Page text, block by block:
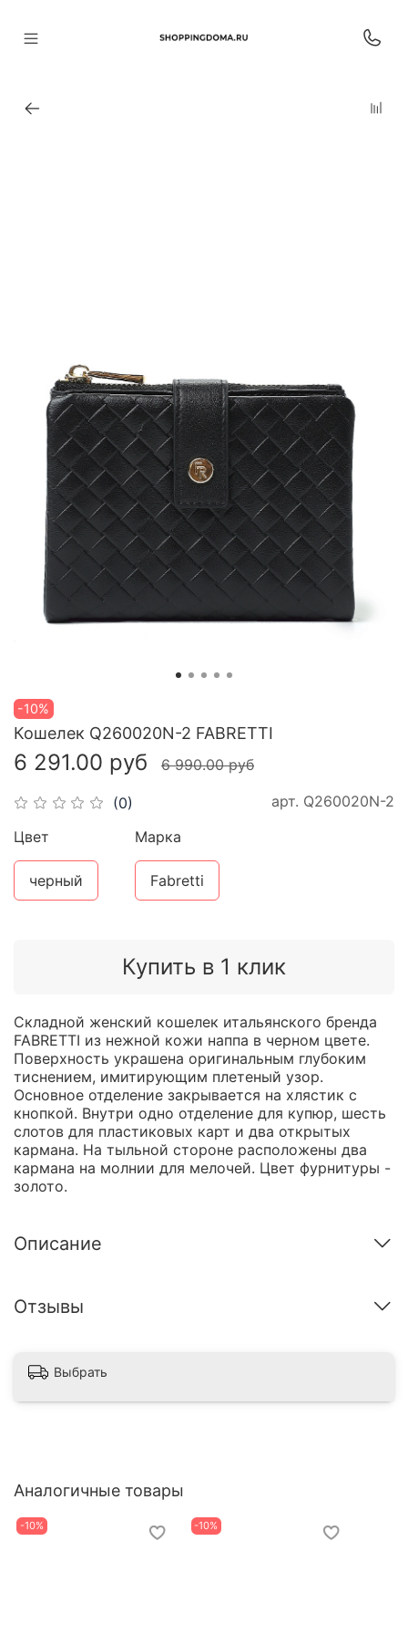
-10%
(0) арт. Q260020N-2
Кошелек Q260020N-2 FABRETTI
6 291.00 руб 6 990.00 руб
Купить в 1 клик
Цвет
черный
Марка
Fabretti
Складной женский кошелек итальянского бренда
FABRETTI из нежной кожи наппа в черном цвете.
Поверхность украшена оригинальным глубоким
тиснением, имитирующим плетеный узор.
Основное отделение закрывается на хлястик с
кнопкой. Внутри одно отделение для купюр, шесть
слотов для пластиковых карт и два открытых
кармана. На тыльной стороне расположены два
кармана на молнии для мелочей. Цвет фурнитуры -
золото.
Описание
Отзывы
Выбрать
Аналогичные товары
-10% -10%